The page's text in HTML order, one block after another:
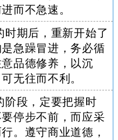
而不急速。
期后，重新开始了
急躁冒进，务必循
品德修养，以沉
无往而不利。
阶段，定要把握时
停步不前，而应采
。遵守商业道德，